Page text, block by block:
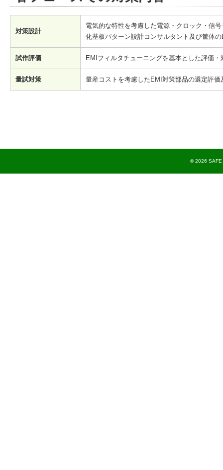
対策設計
電気的な特性を考慮した電源・クロック・信
化基板パターン設計コンサルタント及び筐体
試作評価 EMIフィルタチューニングを基本とした評価・
量試対策 量産コストを考慮したEMI対策部品の選定評価
© 2026 SAFE